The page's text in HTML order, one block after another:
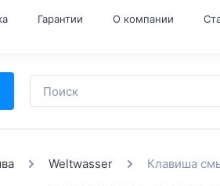
Гарантии О компании
Weltwasser Клавиша